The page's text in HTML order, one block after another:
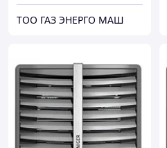
ТОО ГАЗ ЭНЕРГО МАШ